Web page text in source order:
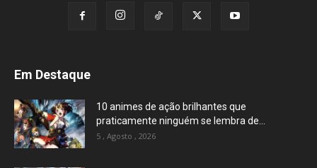
Em Destaque
10 animes de ação brilhantes que
praticamente ninguém se lembra de...
5 , Agosto , 2026